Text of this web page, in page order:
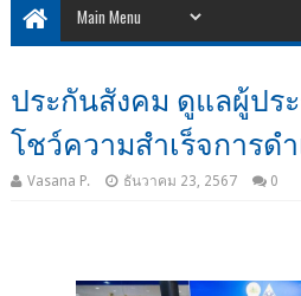
ประกันสังคม ดูแลผู้ปร
โชว์ความสำเร็จการด
Vasana P. ธันวาคม 23, 2567 0